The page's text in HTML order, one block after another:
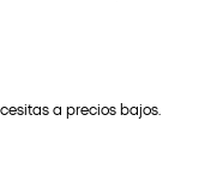
a precios bajos.